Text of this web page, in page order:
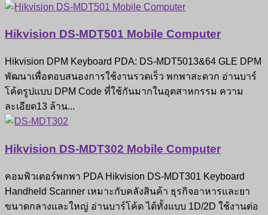
Hikvision DS-MDT501 Mobile Computer
Hikvision DPM Keyboard PDA: DS-MDT5013&64 GLE DPM
พัฒนาเพื่อตอบสนองการใช้งานรวดเร็ว พกพาสะดวก อ่านบาร์
โค้ดรูปแบบ DPM Code ที่ใช้กันมากในอุตสาหกรรม ความ
ละเอียด13 ล้าน...
Hikvision DS-MDT302 Mobile Computer
คอมพิวเตอร์พกพา PDA Hikvision DS-MDT301 Keyboard
Handheld Scanner เหมาะกับคลังสินค้า ธุรกิจอาหารและยา
ขนาดกลางและใหญ่ อ่านบาร์โค้ด ได้ทั้งแบบ 1D/2D ใช้งานต่อ